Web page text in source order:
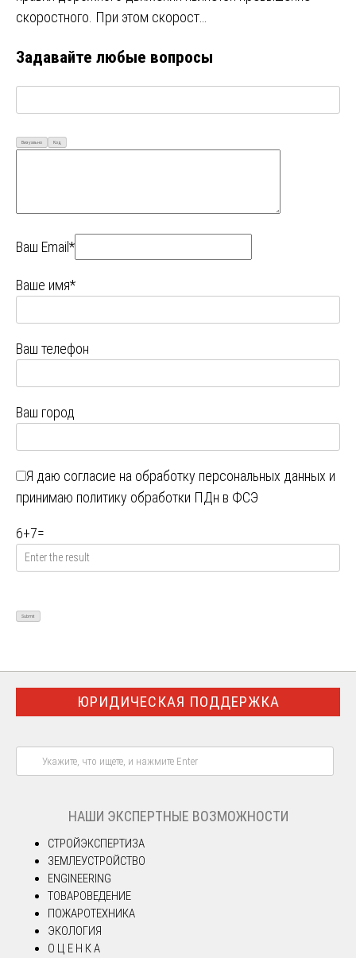
скоростного. При этом скорост…
Задавайте любые вопросы
Визуально Код
Ваш Email*
Ваше имя*
Ваш телефон
Ваш город
Я даю согласие на обработку персональных данных и
принимаю политику обработки ПДн в ФСЭ
6+7=
ЮРИДИЧЕСКАЯ ПОДДЕРЖКА
НАШИ ЭКСПЕРТНЫЕ ВОЗМОЖНОСТИ
СТРОЙЭКСПЕРТИЗА
ЗЕМЛЕУСТРОЙСТВО
ENGINEERING
ТОВАРОВЕДЕНИЕ
ПОЖАРОТЕХНИКА
ЭКОЛОГИЯ
О Ц Е Н К А